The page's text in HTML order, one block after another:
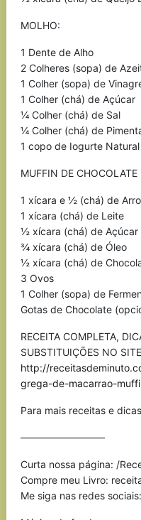
MOLHO:
1 Dente de Alho
2 Colheres (sopa) de
1 Colher (sopa) de
1 Colher (chá) de Açúcar
¼ Colher (chá) de Sal
¼ Colher (chá) de
1 copo de Iogurte Natural
MUFFIN DE CHOCOLATE
1 xícara e ½ (chá) de
1 xícara (chá) de Leite
½ xícara (chá) de Açúcar
¾ xícara (chá) de Óleo
½ xícara (chá) de
3 Ovos
1 Colher (sopa) de
Gotas de Chocolate
RECEITA COMPLETA,
SUBSTITUIÇÕES NO
http://
grega-de-macarrao-
Para mais receitas e
————————–
Curta nossa página: /
Compre meu Livro:
Me siga nas redes